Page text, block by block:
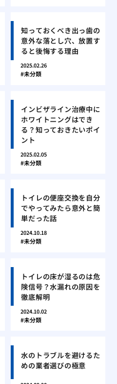
知っておくべき出っ歯の
意外な落とし穴、放置す
ると後悔する理由
2025.02.26
未分類
インビザライン治療中に
ホワイトニングはでき
る？知っておきたいポイ
ント
2025.02.05
未分類
トイレの便座交換を自分
でやってみたら意外と簡
単だった話
2024.10.18
未分類
トイレの床が湿るのは危
険信号？水漏れの原因を
徹底解明
2024.10.02
未分類
水のトラブルを避けるた
めの業者選びの極意